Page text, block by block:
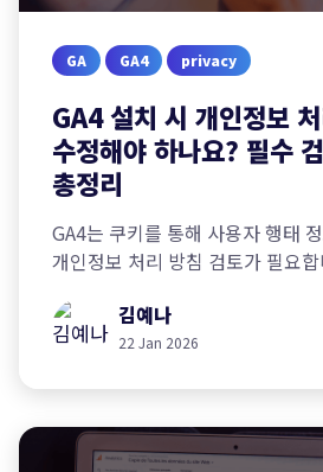
GA GA4 privacy
GA4 설치 시 개인정보
수정해야 하나요? 필수
총정리
GA4는 쿠키를 통해 사용자 행태
개인정보 처리 방침 검토가 필요
예시를 알아봅니다.
김예나
22 Jan 2026